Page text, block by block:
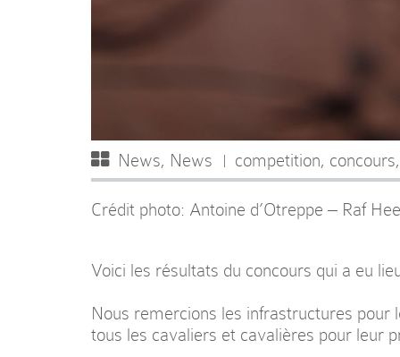
News, News competition, concours
Crédit photo: Antoine d’Otreppe – Raf
Voici les résultats du concours qui a eu
Nous remercions les infrastructures
tous les cavaliers et cavalières pour leur